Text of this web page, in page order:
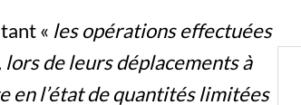
« les opérations effectuées
de leurs déplacements à
en l’état de quantités limitées